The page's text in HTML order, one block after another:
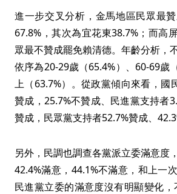
進一步交叉分析，金馬地區民眾最
67.8%，其次為宜花東38.7%；而高
眾最不贊成罷免賴清德。年齡分析，
依序為20-29歲（65.4%）、60-69歲
上（63.7%）。從政黨傾向來看，國
贊成，25.7%不贊成、民進黨支持者
贊成，民眾黨支持者52.7%贊成、
另外，民調也調查各黨派立委滿意度
42.4%滿意，44.1%不滿意，和上一
民進黨立委的滿意度沒有明顯變化